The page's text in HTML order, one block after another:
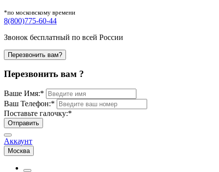
*по московскому времени
8(800)775-60-44
Звонок бесплатный по всей России
Перезвонить вам?
Перезвонить вам ?
Ваше Имя:*
Ваш Телефон:*
Поставьте галочку:*
Отправить
Аккаунт
Москва